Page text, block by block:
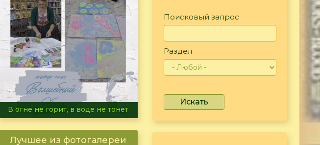
Летние турниры Warhammer
Лучшее из фотогалереи
Поисковый запрос
Раздел
Искать